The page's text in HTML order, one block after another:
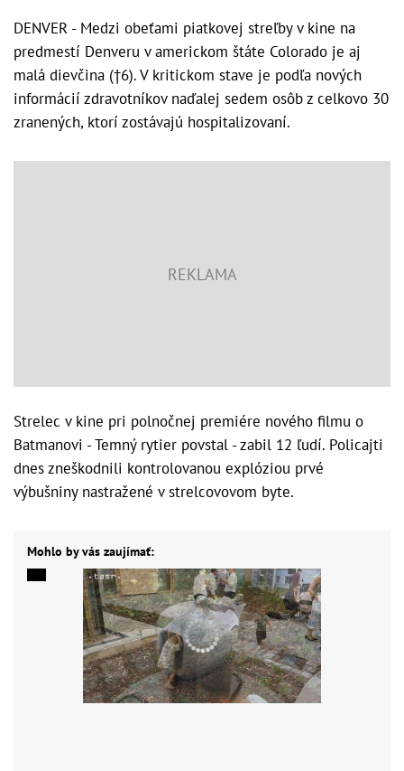
DENVER - Medzi obeťami piatkovej streľby v kine na
predmestí Denveru v americkom štáte Colorado je aj
malá dievčina (†6). V kritickom stave je podľa nových
informácií zdravotníkov naďalej sedem osôb z celkovo 30
zranených, ktorí zostávajú hospitalizovaní.
Strelec v kine pri polnočnej premiére nového filmu o
Batmanovi - Temný rytier povstal - zabil 12 ľudí. Policajti
dnes zneškodnili kontrolovanou explóziou prvé
výbušniny nastražené v strelcovovom byte.
Mohlo by vás zaujímať: